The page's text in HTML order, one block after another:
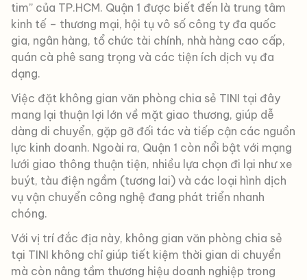
tim” của TP.HCM. Quận 1 được biết đến là trung tâm
kinh tế – thương mại, hội tụ vô số công ty đa quốc
gia, ngân hàng, tổ chức tài chính, nhà hàng cao cấp,
quán cà phê sang trọng và các tiện ích dịch vụ đa
dạng.
Việc đặt không gian văn phòng chia sẻ TINI tại đây
mang lại thuận lợi lớn về mặt giao thương, giúp dễ
dàng di chuyển, gặp gỡ đối tác và tiếp cận các nguồn
lực kinh doanh. Ngoài ra, Quận 1 còn nổi bật với mạng
lưới giao thông thuận tiện, nhiều lựa chọn đi lại như xe
buýt, tàu điện ngầm (tương lai) và các loại hình dịch
vụ vận chuyển công nghệ đang phát triển nhanh
chóng.
Với vị trí đắc địa này, không gian văn phòng chia sẻ
tại TINI không chỉ giúp tiết kiệm thời gian di chuyển
mà còn nâng tầm thương hiệu doanh nghiệp trong